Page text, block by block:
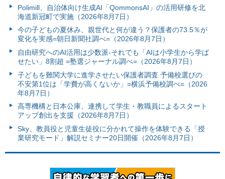
Polimill、自治体向け生成AI「QommonsAI」の活用研修を北
海道新冠町で実施（2026年8月7日）
今の子どもの夏休み、親世代と何が違う？保護者の73.5％が
変化を実感=朝日新聞社調べ=（2026年8月7日）
自由研究へのAI活用は少数派-それでも「AIは小学生から学ば
せたい」8割超 =塾選ジャーナル調べ=（2026年8月7日）
子どもを難関大学に進学させたい保護者調査 予備校選びの
不安第1位は「学費が高くないか」=横浜予備校調べ=（2026
年8月7日）
高専機構と日本公庫、連携して学生・教職員によるスタート
アップ創出を支援（2026年8月7日）
Sky、教員役と児童生徒役に分かれて操作を体験できる「授
業研究モード」解説セミナー20日開催（2026年8月7日）